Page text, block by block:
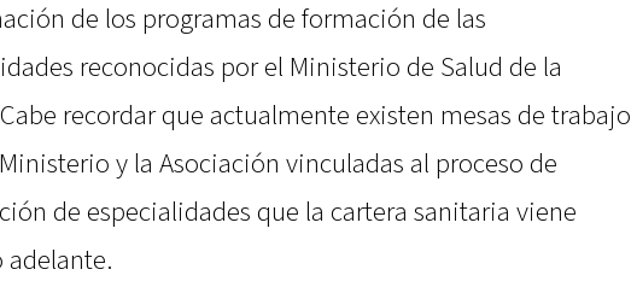
de los programas de formación de las
reconocidas por el Ministerio de Salud de la
recordar que actualmente existen mesas de trabajo
y la Asociación vinculadas al proceso de
de especialidades que la cartera sanitaria viene
adelante.